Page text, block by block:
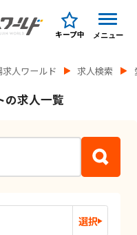
キープ中 メニュー
人ワールド 求人検索
の求人一覧
選択